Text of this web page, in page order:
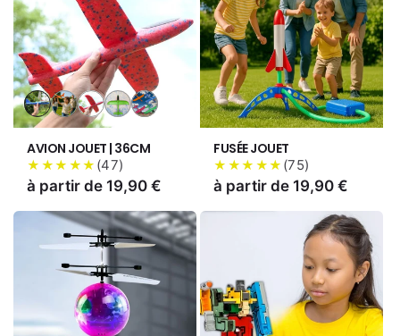
Variante
épuisée
indisponible
Variante
épuisée
indisponible
Variante
épuisée
indisponible
Variante
épuisée
indisponible
Variante
épuisée
indisponible
AVION JOUET | 36CM
★★★★★ (47)
Prix
à partir de 19,90 €
FUSÉE JOUET
★★★★★ (75)
Prix
à partir de 19,90 €